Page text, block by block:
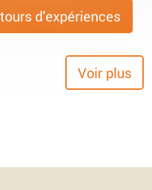
d’expériences
Voir plus